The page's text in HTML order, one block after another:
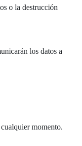
o la destrucción
los datos a
momento.